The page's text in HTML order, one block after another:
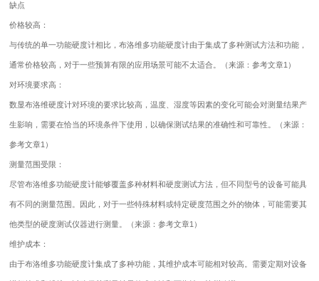
缺点
价格较高：
与传统的单一功能硬度计相比，布洛维多功能硬度计由于集成了多种测试方法和功能，
通常价格较高，对于一些预算有限的应用场景可能不太适合。（来源：参考文章1）
对环境要求高：
数显布洛维硬度计对环境的要求比较高，温度、湿度等因素的变化可能会对测量结果产
生影响，需要在恰当的环境条件下使用，以确保测试结果的准确性和可靠性。（来源：
参考文章1）
测量范围受限：
尽管布洛维多功能硬度计能够覆盖多种材料和硬度测试方法，但不同型号的设备可能具
有不同的测量范围。因此，对于一些特殊材料或特定硬度范围之外的物体，可能需要其
他类型的硬度测试仪器进行测量。（来源：参考文章1）
维护成本：
由于布洛维多功能硬度计集成了多种功能，其维护成本可能相对较高。需要定期对设备